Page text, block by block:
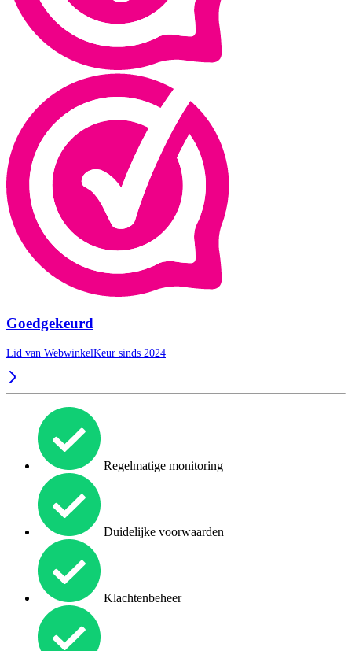
Goedgekeurd
Lid van WebwinkelKeur sinds 2024
Regelmatige monitoring
Duidelijke voorwaarden
Klachtenbeheer